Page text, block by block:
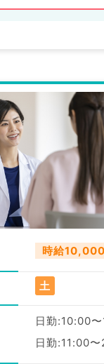
時給
土
日勤:10:00
日勤:11:00